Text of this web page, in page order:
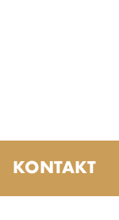
KONTAKT